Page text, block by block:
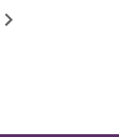
Henrique Rodrigues